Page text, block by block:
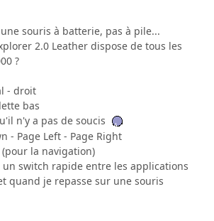
souris à batterie, pas à pile...
2.0 Leather dispose de tous les
?
- droit
bas
n'y a pas de soucis
- Page Left - Page Right
la navigation)
un switch rapide entre les applications
quand je repasse sur une souris